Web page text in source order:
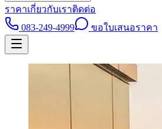
ราคาเกี่ยวกับเราติดต่อ
083-249-4999
ขอใบเสนอราคา